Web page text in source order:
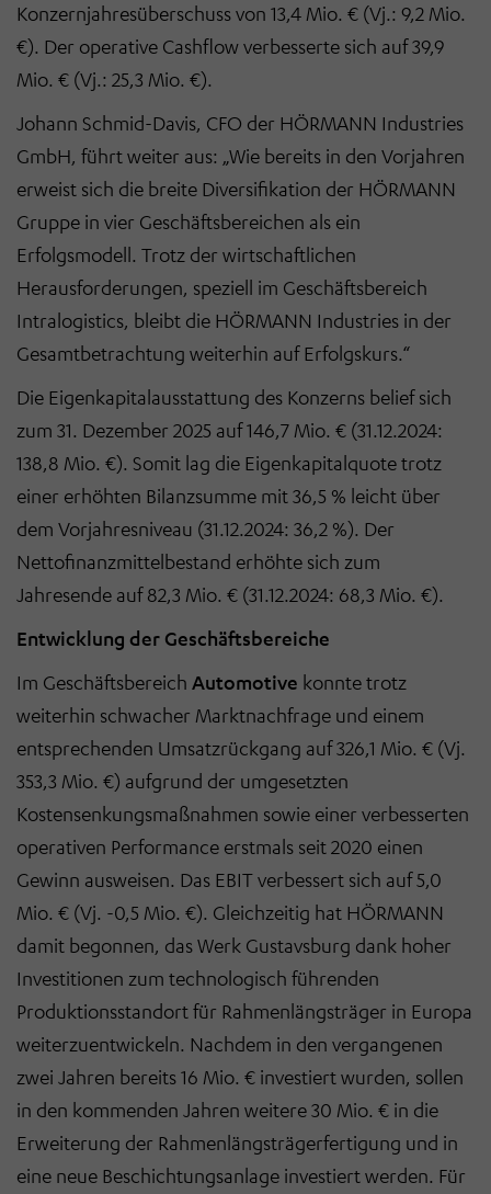
Konzernjahresüberschuss von 13,4 Mio. € (Vj.: 9,2 Mio.
€). Der operative Cashflow verbesserte sich auf 39,9
Mio. € (Vj.: 25,3 Mio. €).
Johann Schmid-Davis, CFO der HÖRMANN Industries
GmbH, führt weiter aus: „Wie bereits in den Vorjahren
erweist sich die breite Diversifikation der HÖRMANN
Gruppe in vier Geschäftsbereichen als ein
Erfolgsmodell. Trotz der wirtschaftlichen
Herausforderungen, speziell im Geschäftsbereich
Intralogistics, bleibt die HÖRMANN Industries in der
Gesamtbetrachtung weiterhin auf Erfolgskurs.“
Die Eigenkapitalausstattung des Konzerns belief sich
zum 31. Dezember 2025 auf 146,7 Mio. € (31.12.2024:
138,8 Mio. €). Somit lag die Eigenkapitalquote trotz
einer erhöhten Bilanzsumme mit 36,5 % leicht über
dem Vorjahresniveau (31.12.2024: 36,2 %). Der
Nettofinanzmittelbestand erhöhte sich zum
Jahresende auf 82,3 Mio. € (31.12.2024: 68,3 Mio. €).
Entwicklung der Geschäftsbereiche
Im Geschäftsbereich Automotive konnte trotz
weiterhin schwacher Marktnachfrage und einem
entsprechenden Umsatzrückgang auf 326,1 Mio. € (Vj.
353,3 Mio. €) aufgrund der umgesetzten
Kostensenkungsmaßnahmen sowie einer verbesserten
operativen Performance erstmals seit 2020 einen
Gewinn ausweisen. Das EBIT verbessert sich auf 5,0
Mio. € (Vj. -0,5 Mio. €). Gleichzeitig hat HÖRMANN
damit begonnen, das Werk Gustavsburg dank hoher
Investitionen zum technologisch führenden
Produktionsstandort für Rahmenlängsträger in Europa
weiterzuentwickeln. Nachdem in den vergangenen
zwei Jahren bereits 16 Mio. € investiert wurden, sollen
in den kommenden Jahren weitere 30 Mio. € in die
Erweiterung der Rahmenlängsträgerfertigung und in
eine neue Beschichtungsanlage investiert werden. Für